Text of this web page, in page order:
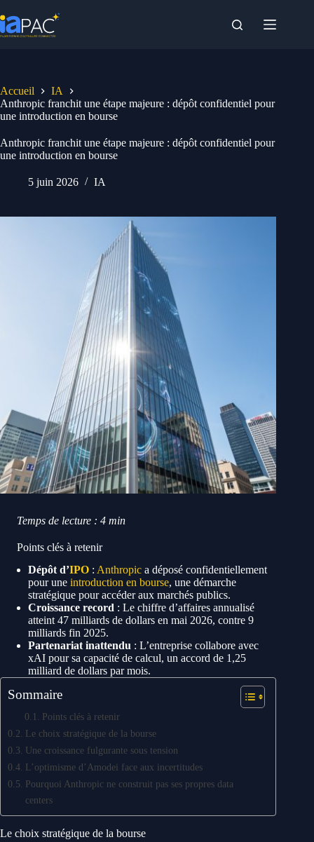
au
contenu
Accueil
IA
Anthropic franchit une étape majeure : dépôt confidentiel pour
une introduction en bourse
Anthropic franchit une étape majeure : dépôt confidentiel pour
une introduction en bourse
5 juin 2026 IA
Temps de lecture : 4 min
Points clés à retenir
Dépôt d’IPO : Anthropic a déposé confidentiellement
pour une introduction en bourse, une démarche
stratégique pour accéder aux marchés publics.
Croissance record : Le chiffre d’affaires annualisé
atteint 47 milliards de dollars en mai 2026, contre 9
milliards fin 2025.
Partenariat inattendu : L’entreprise collabore avec
xAI pour sa capacité de calcul, un accord de 1,25
milliard de dollars par mois.
Sommaire
Points clés à retenir
Le choix stratégique de la bourse
Une croissance fulgurante sous tension
L’optimisme d’Amodei face aux incertitudes
Pourquoi Anthropic ne construit pas ses propres data
centers
Le choix stratégique de la bourse